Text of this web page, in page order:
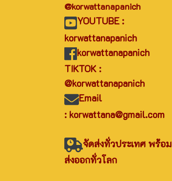
@korwattanapanich
YOUTUBE :
korwattanapanich
korwattanapanich
TIKTOK :
@korwattanapanich
Email
: korwattana@gmail.com
จัดส่งทั่วประเทศ พร้อม
ส่งออกทั่วโลก